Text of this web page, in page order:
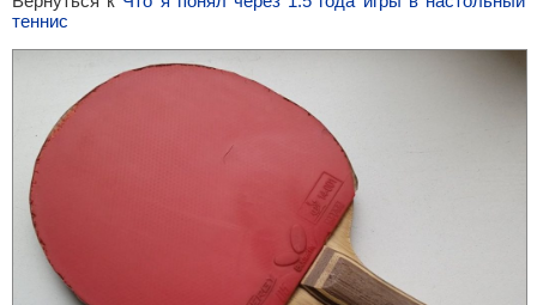
теннис